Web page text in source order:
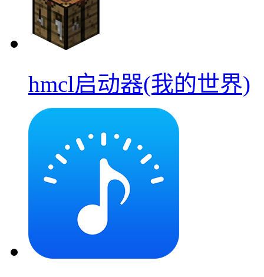
hmcl启动器(我的世界)